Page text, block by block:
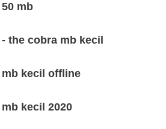
mb
the cobra mb kecil
kecil offline
kecil 2020